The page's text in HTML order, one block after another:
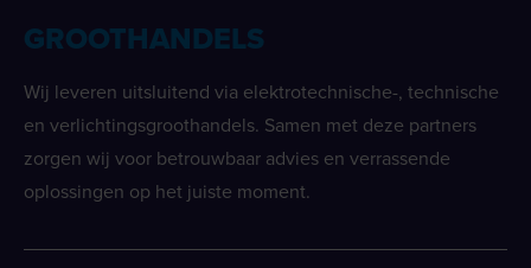
GROOTHANDELS
Wij leveren uitsluitend via elektrotechnische-, technische
en verlichtingsgroothandels. Samen met deze partners
zorgen wij voor betrouwbaar advies en verrassende
oplossingen op het juiste moment.